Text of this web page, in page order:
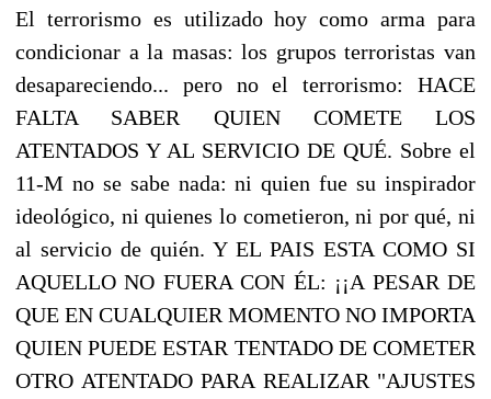
El terrorismo es utilizado hoy como arma para
condicionar a la masas: los grupos terroristas van
desapareciendo... pero no el terrorismo: HACE
FALTA SABER QUIEN COMETE LOS
ATENTADOS Y AL SERVICIO DE QUÉ. Sobre el
11-M no se sabe nada: ni quien fue su inspirador
ideológico, ni quienes lo cometieron, ni por qué, ni
al servicio de quién. Y EL PAIS ESTA COMO SI
AQUELLO NO FUERA CON ÉL: ¡¡A PESAR DE
QUE EN CUALQUIER MOMENTO NO IMPORTA
QUIEN PUEDE ESTAR TENTADO DE COMETER
OTRO ATENTADO PARA REALIZAR "AJUSTES